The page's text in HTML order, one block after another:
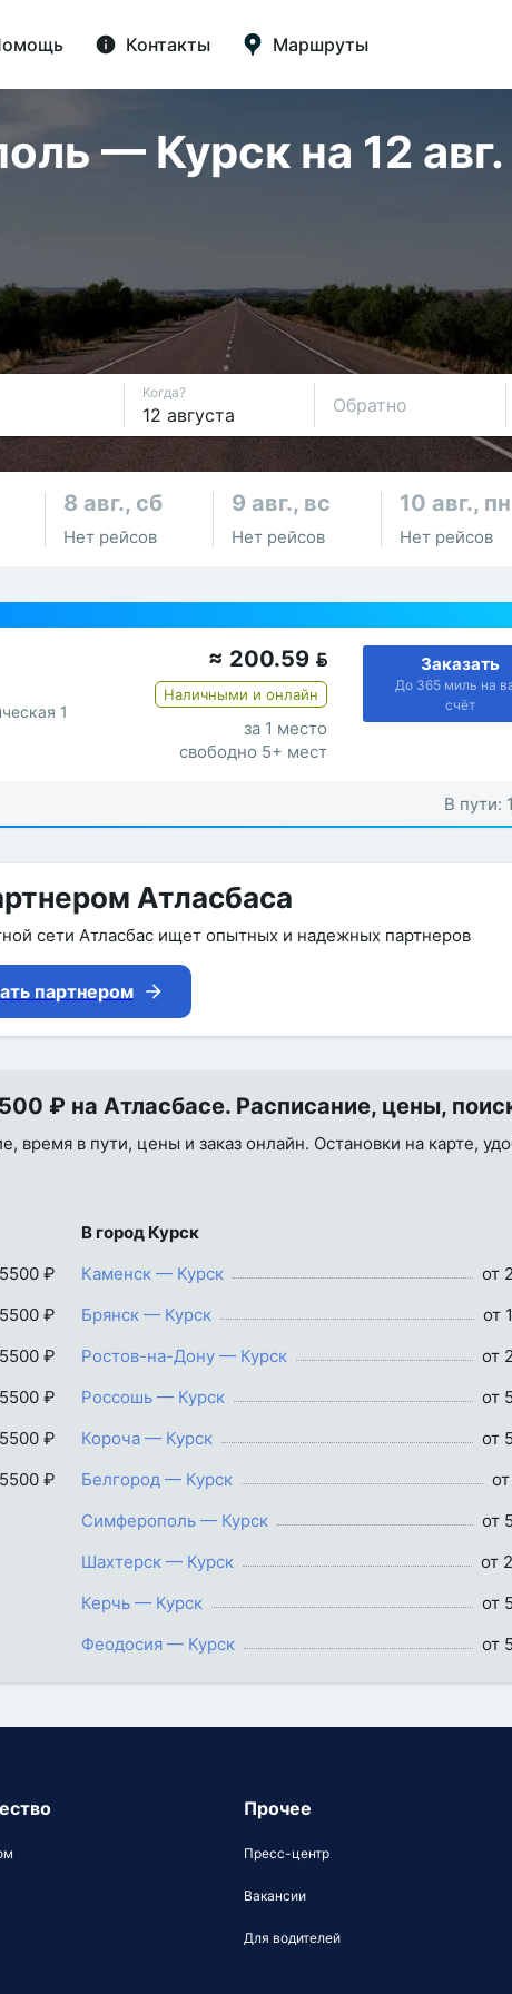
Контакты Маршруты
— Курск на 12 авг.
Когда?
Обратно
8 авг., сб
Нет рейсов
9 авг., вс
Нет рейсов
10 авг., пн
Нет рейсов
1
≈ 200.59 
Наличными и онлайн
за 1 место
свободно 5+ мест
Заказать
До 365 миль на
счёт
В пути:
Атласбаса
сети Атласбас ищет опытных и надежных партнеров
партнером
₽ на Атласбасе. Расписание, цены,
время в пути, цены и заказ онлайн. Остановки на карте,
₽
₽
₽
₽
₽
₽
В город Курск
Каменск — Курск
от
Брянск — Курск
от
Ростов-на-Дону — Курск
от
Россошь — Курск
от
Короча — Курск
от
Белгород — Курск
Симферополь — Курск
от
Шахтерск — Курск
от
Керчь — Курск
от
Феодосия — Курск
от
Прочее
Пресс-центр
Вакансии
Для водителей